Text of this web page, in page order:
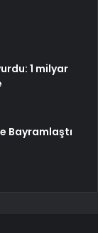
1 milyar
Bayramlaştı